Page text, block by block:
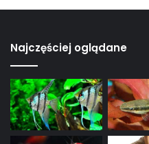
Najczęściej oglądane